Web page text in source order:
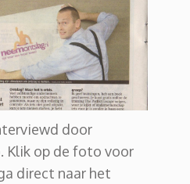
door
Klik op de foto voor
direct naar het